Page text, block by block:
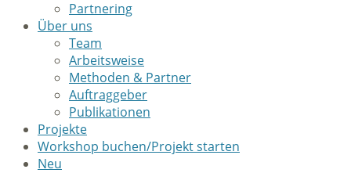
Partnering
Über uns
Team
Arbeitsweise
Methoden & Partner
Auftraggeber
Publikationen
Projekte
Workshop buchen/Projekt starten
Neu